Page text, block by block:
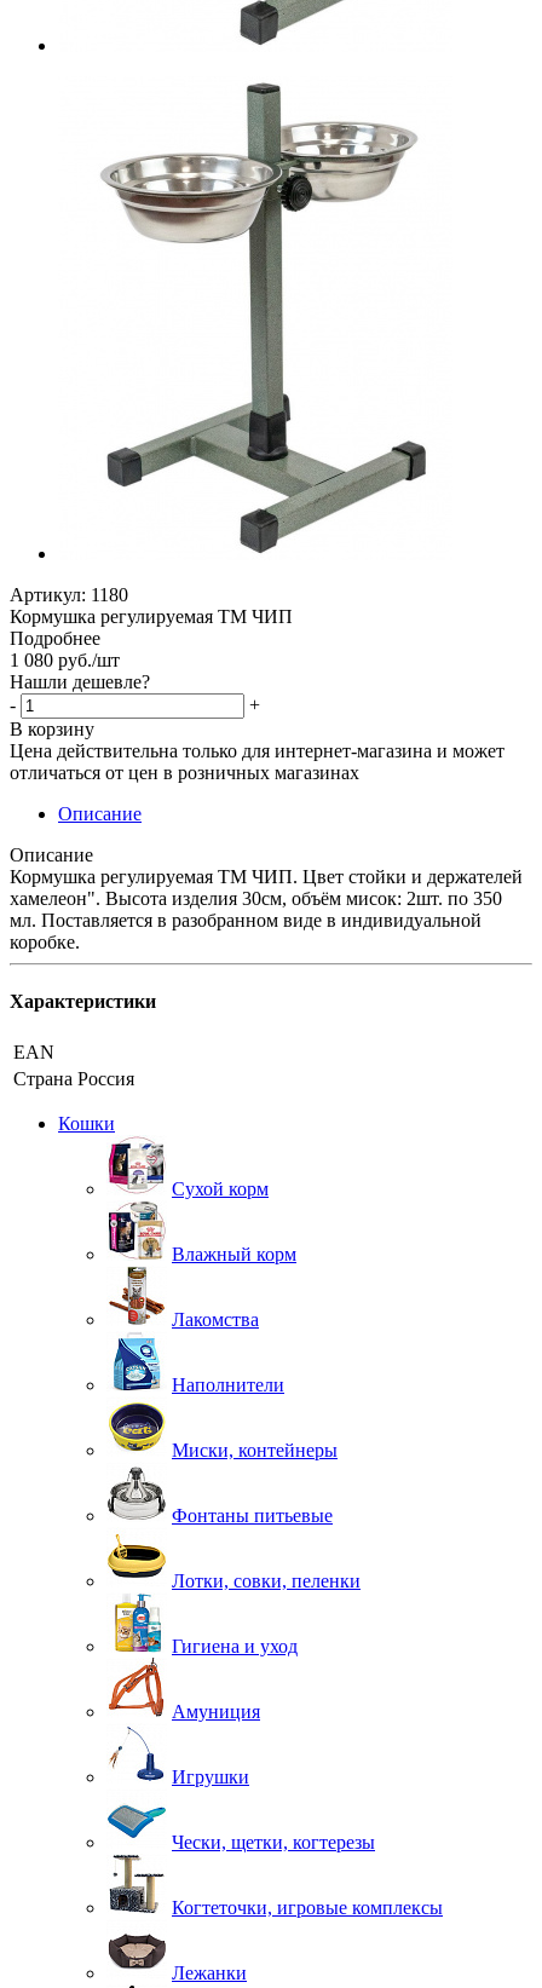
Артикул: 1180
Кормушка регулируемая ТМ ЧИП
Подробнее
1 080 руб./шт
Нашли дешевле?
-
+
В корзину
Цена действительна только для интернет-магазина и может
отличаться от цен в розничных магазинах
Описание
Описание
Кормушка регулируемая ТМ ЧИП. Цвет стойки и держателей
хамелеон". Высота изделия 30см, объём мисок: 2шт. по 350
мл. Поставляется в разобранном виде в индивидуальной
коробке.
Характеристики
EAN
Страна Россия
Кошки
Сухой корм
Влажный корм
Лакомства
Наполнители
Миски, контейнеры
Фонтаны питьевые
Лотки, совки, пеленки
Гигиена и уход
Амуниция
Игрушки
Чески, щетки, когтерезы
Когтеточки, игровые комплексы
Лежанки